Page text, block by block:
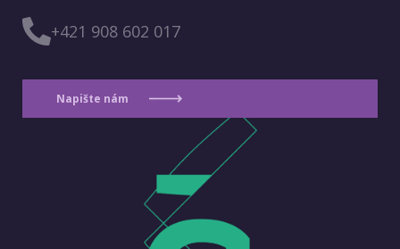
+421 908 602 017
Napište nám